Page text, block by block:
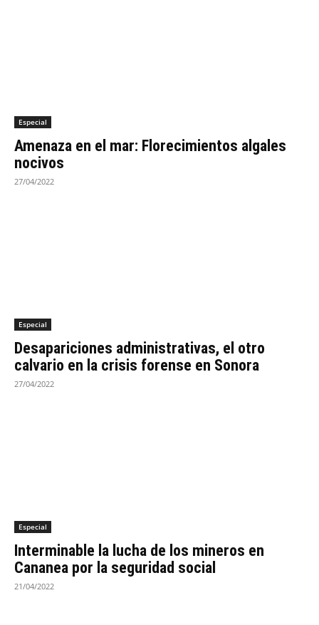
Especial
Amenaza en el mar: Florecimientos algales
nocivos
27/04/2022
Especial
Desapariciones administrativas, el otro
calvario en la crisis forense en Sonora
27/04/2022
Especial
Interminable la lucha de los mineros en
Cananea por la seguridad social
21/04/2022